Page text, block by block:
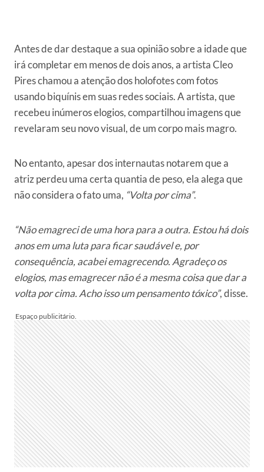
Antes de dar destaque a sua opinião sobre a idade que
irá completar em menos de dois anos, a artista Cleo
Pires chamou a atenção dos holofotes com fotos
usando biquínis em suas redes sociais. A artista, que
recebeu inúmeros elogios, compartilhou imagens que
revelaram seu novo visual, de um corpo mais magro.
No entanto, apesar dos internautas notarem que a
atriz perdeu uma certa quantia de peso, ela alega que
não considera o fato uma, “Volta por cima”.
“Não emagreci de uma hora para a outra. Estou há dois
anos em uma luta para ficar saudável e, por
consequência, acabei emagrecendo. Agradeço os
elogios, mas emagrecer não é a mesma coisa que dar a
volta por cima. Acho isso um pensamento tóxico”, disse.